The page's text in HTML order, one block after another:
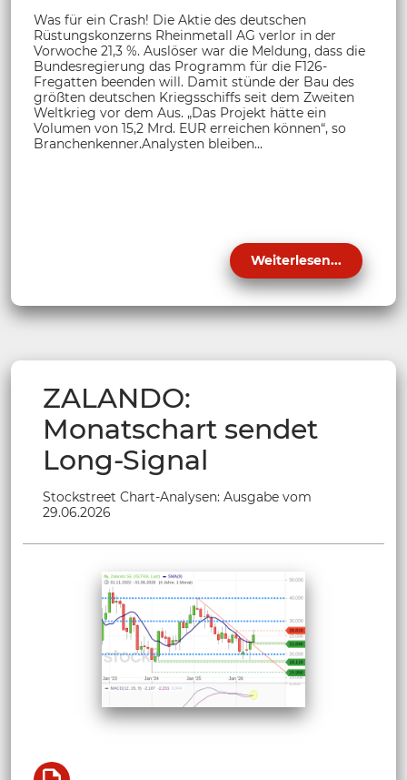
Was für ein Crash! Die Aktie des deutschen
Rüstungskonzerns Rheinmetall AG verlor in der
Vorwoche 21,3 %. Auslöser war die Meldung, dass die
Bundesregierung das Programm für die F126-
Fregatten beenden will. Damit stünde der Bau des
größten deutschen Kriegsschiffs seit dem Zweiten
Weltkrieg vor dem Aus. „Das Projekt hätte ein
Volumen von 15,2 Mrd. EUR erreichen können“, so
Branchenkenner.Analysten bleiben...
Weiterlesen...
ZALANDO:
Monatschart sendet
Long-Signal
Stockstreet Chart-Analysen: Ausgabe vom
29.06.2026